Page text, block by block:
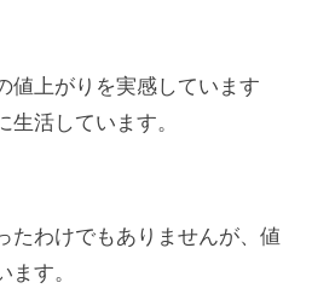
値上がりを実感しています
活しています。
たわけでもありませんが、値
す。